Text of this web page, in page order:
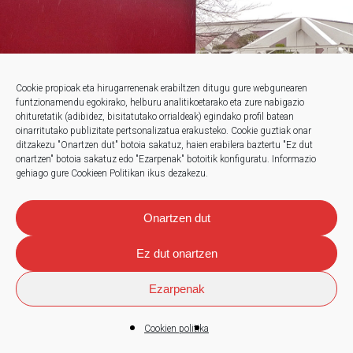
Cookie propioak eta hirugarrenenak erabiltzen ditugu gure webgunearen
funtzionamendu egokirako, helburu analitikoetarako eta zure nabigazio
ohituretatik (adibidez, bisitatutako orrialdeak) egindako profil batean
oinarritutako publizitate pertsonalizatua erakusteko. Cookie guztiak onar
ditzakezu "Onartzen dut" botoia sakatuz, haien erabilera baztertu "Ez dut
onartzen" botoia sakatuz edo "Ezarpenak" botoitik konfiguratu. Informazio
gehiago gure Cookieen Politikan ikus dezakezu.
Onartzen dut
Ez dut onartzen
Ezarpenak
Cookien politika